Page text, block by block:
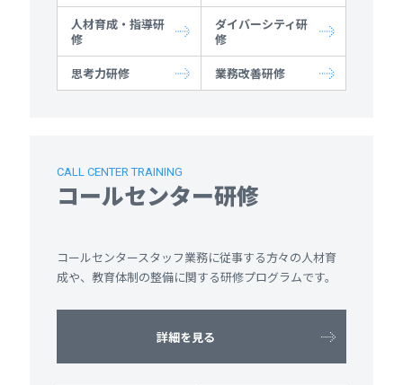
人材育成・指導研
修
ダイバーシティ研
修
思考力研修
業務改善研修
CALL CENTER TRAINING
コールセンター研修
コールセンタースタッフ業務に従事する方々の人材育
成や、教育体制の整備に関する研修プログラムです。
詳細を見る